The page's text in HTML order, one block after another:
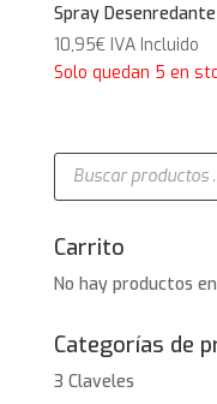
Spray
10,95€ IVA Incluido
Solo quedan 5 en
Búsqueda
productos
Carrito
No hay productos
Categorías de
3 Claveles